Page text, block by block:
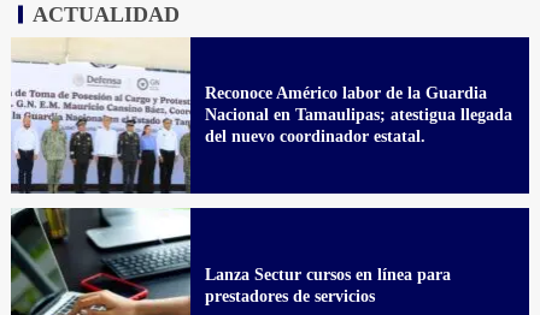
ACTUALIDAD
Reconoce Américo labor de la Guardia
Nacional en Tamaulipas; atestigua llegada
del nuevo coordinador estatal.
Lanza Sectur cursos en línea para
prestadores de servicios